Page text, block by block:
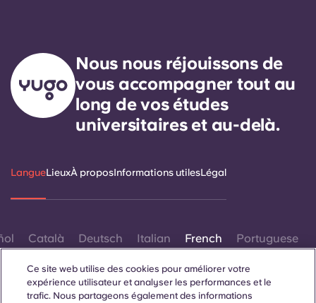
Nous nous réjouissons de
vous accompagner tout au
long de vos études
universitaires et au-delà.
LangueLieuxÀ proposInformations utilesLégal
Català Deutsch Italian French Portuguese
Ce site web utilise des cookies pour améliorer votre
expérience utilisateur et analyser les performances et le
trafic. Nous partageons également des informations